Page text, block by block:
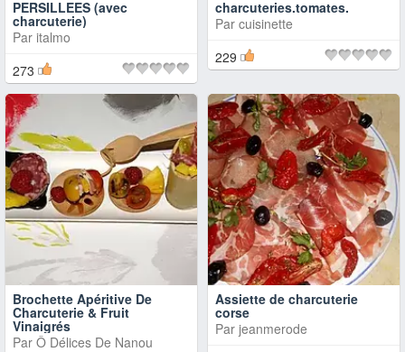
PERSILLEES (avec
charcuterie)
Par italmo
273
charcuteries.tomates.
Par cuisinette
229
Brochette Apéritive De
Charcuterie & Fruit
Vinaigrés
Par Ô Délices De Nanou
Assiette de charcuterie
corse
Par jeanmerode